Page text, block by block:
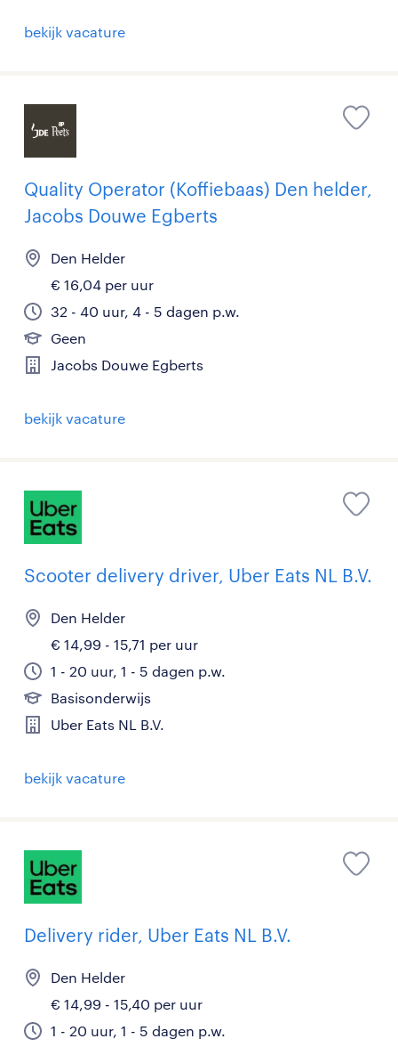
bekijk vacature
Quality Operator (Koffiebaas) Den helder,
Jacobs Douwe Egberts
Den Helder
€ 16,04 per uur
32 - 40 uur, 4 - 5 dagen p.w.
Geen
Jacobs Douwe Egberts
bekijk vacature
Scooter delivery driver, Uber Eats NL B.V.
Den Helder
€ 14,99 - 15,71 per uur
1 - 20 uur, 1 - 5 dagen p.w.
Basisonderwijs
Uber Eats NL B.V.
bekijk vacature
Delivery rider, Uber Eats NL B.V.
Den Helder
€ 14,99 - 15,40 per uur
1 - 20 uur, 1 - 5 dagen p.w.